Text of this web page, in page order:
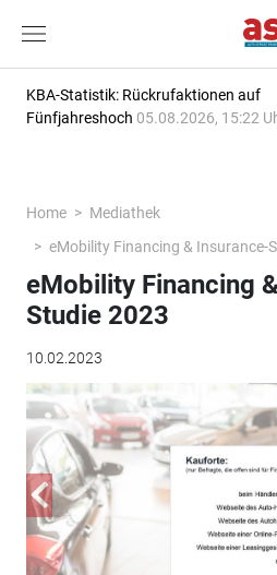
KBA-Statistik: Rückrufaktionen auf
Fünfjahreshoch 05.08.2026, 15:22
Home
Mediathek
eMobility Financing & Insurance-
10.02.2023
eMobility Financing
Studie 2023